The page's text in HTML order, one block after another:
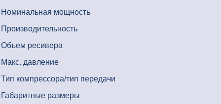
Номинальная мощность
Производительность
Объем ресивера
Макс. давление
Тип компрессора/тип передачи
Габаритные размеры